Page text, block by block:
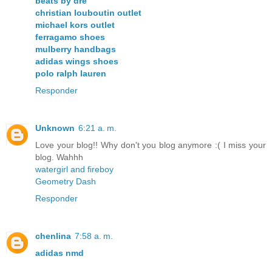
christian louboutin outlet
michael kors outlet
ferragamo shoes
mulberry handbags
adidas wings shoes
polo ralph lauren
Responder
Unknown 6:21 a. m.
Love your blog!! Why don't you blog anymore :( I miss your
blog. Wahhh
watergirl and fireboy
Geometry Dash
Responder
chenlina 7:58 a. m.
adidas nmd